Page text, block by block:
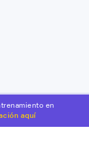
en
aquí